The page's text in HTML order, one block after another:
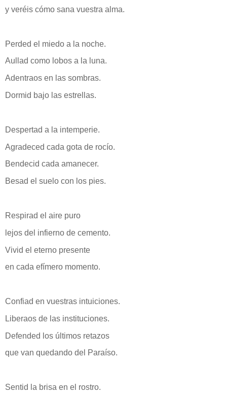
y veréis cómo sana vuestra alma.
Perded el miedo a la noche.
Aullad como lobos a la luna.
Adentraos en las sombras.
Dormid bajo las estrellas.
Despertad a la intemperie.
Agradeced cada gota de rocío.
Bendecid cada amanecer.
Besad el suelo con los pies.
Respirad el aire puro
lejos del infierno de cemento.
Vivid el eterno presente
en cada efímero momento.
Confiad en vuestras intuiciones.
Liberaos de las instituciones.
Defended los últimos retazos
que van quedando del Paraíso.
Sentid la brisa en el rostro.